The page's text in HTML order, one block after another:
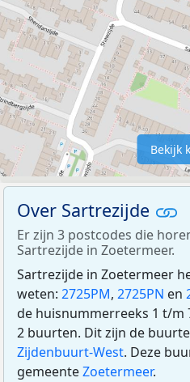
Bekijk
Over Sartrezijde
Er zijn 3 postcodes die
Sartrezijde in Zoetermeer.
Sartrezijde in Zoetermeer
weten: 2725PM, 2725PN en
de huisnummerreeks 1 t/m
2 buurten. Dit zijn de
Zijdenbuurt-West. Deze
gemeenteZoetermeer.